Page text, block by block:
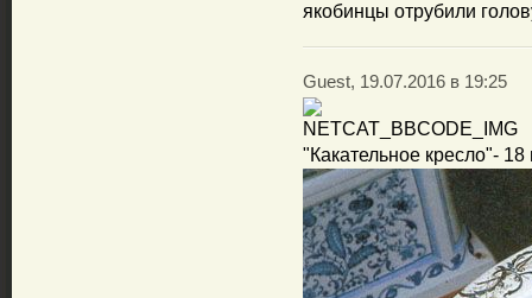
якобинцы отрубили
Guest, 19.07.2016 в 19:25
"Какательное кресло"- 18